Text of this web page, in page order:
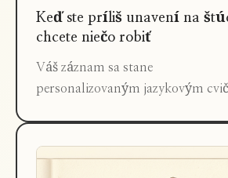
Keď ste príliš unavení na
chcete niečo robiť
Váš záznam sa stane
personalizovaným jazykovým